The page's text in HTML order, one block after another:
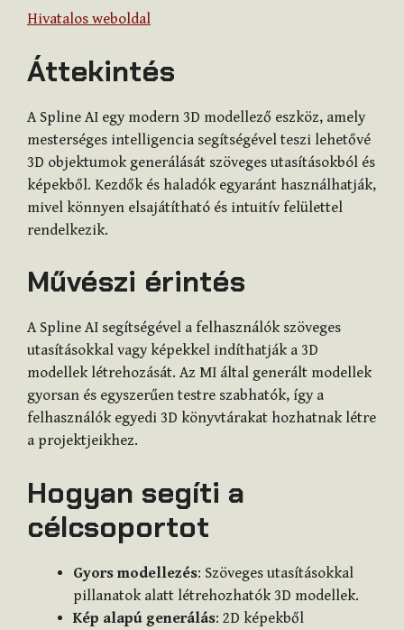
Hivatalos weboldal
Áttekintés
A Spline AI egy modern 3D modellező eszköz, amely
mesterséges intelligencia segítségével teszi lehetővé
3D objektumok generálását szöveges utasításokból és
képekből. Kezdők és haladók egyaránt használhatják,
mivel könnyen elsajátítható és intuitív felülettel
rendelkezik.
Művészi érintés
A Spline AI segítségével a felhasználók szöveges
utasításokkal vagy képekkel indíthatják a 3D
modellek létrehozását. Az MI által generált modellek
gyorsan és egyszerűen testre szabhatók, így a
felhasználók egyedi 3D könyvtárakat hozhatnak létre
a projektjeikhez.
Hogyan segíti a
célcsoportot
Gyors modellezés: Szöveges utasításokkal
pillanatok alatt létrehozhatók 3D modellek.
Kép alapú generálás: 2D képekből